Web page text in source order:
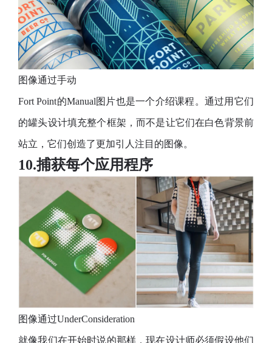
图像通过手动
Fort Point的Manual图片也是一个介绍课程。通过用它们
的罐头设计填充整个框架，而不是让它们在白色背景前
站立，它们创造了更加引人注目的图像。
10.捕获每个应用程序
图像通过UnderConsideration
就像我们在开始时说的那样，现在设计师必须假设他们